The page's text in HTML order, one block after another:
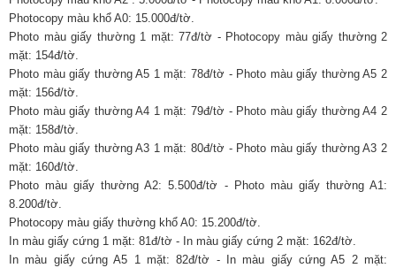
Photocopy màu khổ A0: 15.000đ/tờ.
Photo màu giấy thường 1 mặt: 77đ/tờ - Photocopy màu giấy thường 2
mặt: 154đ/tờ.
Photo màu giấy thường A5 1 mặt: 78đ/tờ - Photo màu giấy thường A5 2
mặt: 156đ/tờ.
Photo màu giấy thường A4 1 mặt: 79đ/tờ - Photo màu giấy thường A4 2
mặt: 158đ/tờ.
Photo màu giấy thường A3 1 mặt: 80đ/tờ - Photo màu giấy thường A3 2
mặt: 160đ/tờ.
Photo màu giấy thường A2: 5.500đ/tờ - Photo màu giấy thường A1:
8.200đ/tờ.
Photocopy màu giấy thường khổ A0: 15.200đ/tờ.
In màu giấy cứng 1 mặt: 81đ/tờ - In màu giấy cứng 2 mặt: 162đ/tờ.
In màu giấy cứng A5 1 mặt: 82đ/tờ - In màu giấy cứng A5 2 mặt: